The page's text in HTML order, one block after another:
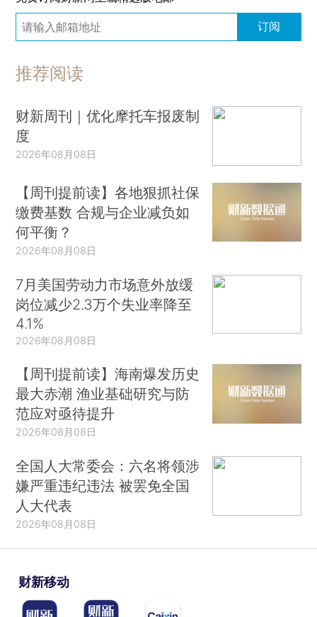
订阅
推荐阅读
财新周刊｜优化摩托车报废制
度
2026年08月08日
【周刊提前读】各地狠抓社保
缴费基数 合规与企业减负如
何平衡？
2026年08月08日
7月美国劳动力市场意外放缓
岗位减少2.3万个失业率降至
4.1%
2026年08月08日
【周刊提前读】海南爆发历史
最大赤潮 渔业基础研究与防
范应对亟待提升
2026年08月08日
全国人大常委会：六名将领涉
嫌严重违纪违法 被罢免全国
人大代表
2026年08月08日
财新移动